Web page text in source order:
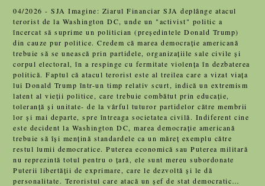
04/2026 - SJA Imagine: Ziarul Financiar SJA deplânge atacul
terorist de la Washington DC, unde un "activist" politic a
încercat să suprime un politician (președintele Donald Trump)
din cauze pur politice. Credem că marea democrație americană
trebuie să se unească prin partidele, organizațiile sale civile și
corpul electoral, în a respinge cu fermitate violența în dezbaterea
politică. Faptul că atacul terorist este al treilea care a vizat viața
lui Donald Trump într-un timp relativ scurt, indică un extremism
latent al vieții politice, care trebuie combătut prin educație,
toleranță și unitate- de la vârful tuturor partidelor către membrii
lor și mai departe, spre întreaga societatea civilă. Indiferent cine
este decident la Washington DC, marea democrație americană
trebuie să își mențină standardele ca un măreț exemplu către
restul lumii democratice. Puterea economică sau Puterea militară
nu reprezintă totul pentru o țară, ele sunt mereu subordonate
Puterii libertății de exprimare, care le dezvoltă și le dă
personalitate. Teroristul care atacă un șef de stat democratic…